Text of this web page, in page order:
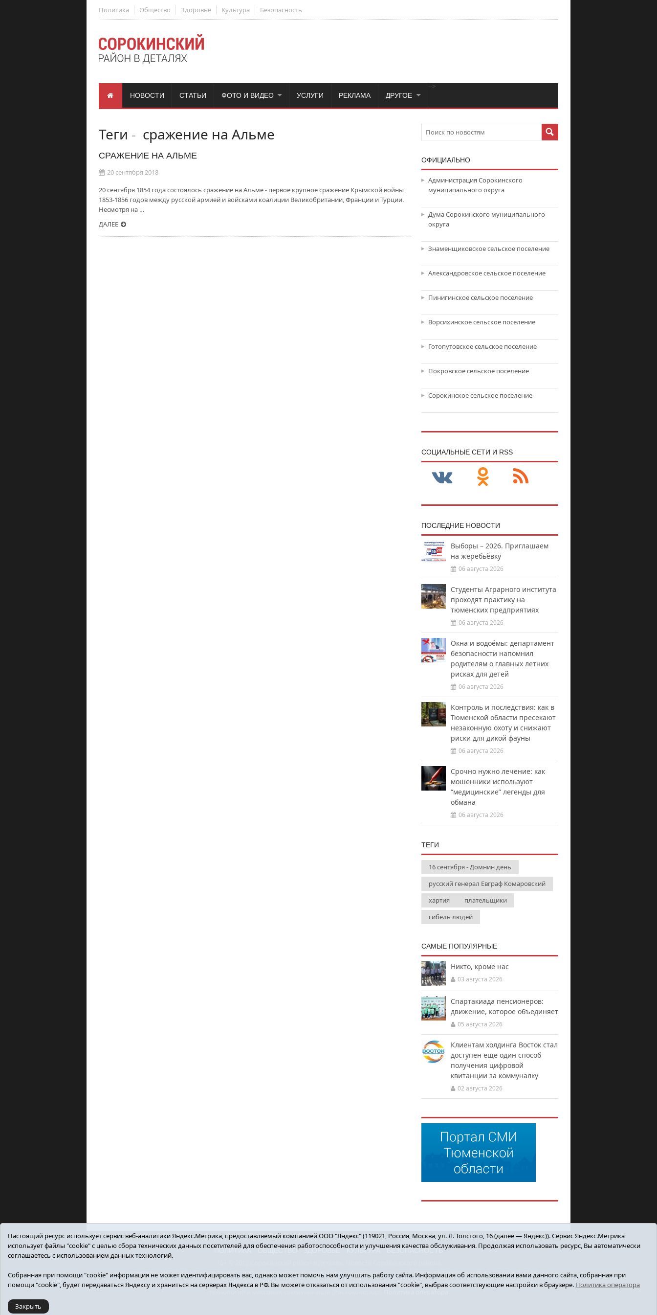
Политика Общество Здоровье Культура Безопасность
НОВОСТИ СТАТЬИ
-->
ФОТО И ВИДЕО УСЛУГИ РЕКЛАМА ДРУГОЕ
Теги - сражение на Альме
СРАЖЕНИЕ НА АЛЬМЕ
20 сентября 2018
20 сентября 1854 года состоялось сражение на Альме - первое крупное сражение Крымской войны
1853-1856 годов между русской армией и войсками коалиции Великобритании, Франции и Турции.
Несмотря на …
ДАЛЕЕ
ОФИЦИАЛЬНО
Администрация Сорокинского
муниципального округа
Дума Сорокинского муниципального
округа
Знаменщиковское сельское поселение
Александровское сельское поселение
Пинигинское сельское поселение
Ворсихинское сельское поселение
Готопутовское сельское поселение
Покровское сельское поселение
Сорокинское сельское поселение
CОЦИАЛЬНЫЕ СЕТИ И RSS
ПОСЛЕДНИЕ НОВОСТИ
Выборы – 2026. Приглашаем
на жеребьёвку
06 августа 2026
Студенты Аграрного института
проходят практику на
тюменских предприятиях
06 августа 2026
Окна и водоёмы: департамент
безопасности напомнил
родителям о главных летних
рисках для детей
06 августа 2026
Контроль и последствия: как в
Тюменской области пресекают
незаконную охоту и снижают
риски для дикой фауны
06 августа 2026
Срочно нужно лечение: как
мошенники используют
“медицинские” легенды для
обмана
06 августа 2026
ТЕГИ
16 сентября - Домнин день
русский генерал Евграф Комаровский
хартия
плательщики
гибель людей
САМЫЕ ПОПУЛЯРНЫЕ
Никто, кроме нас
03 августа 2026
Спартакиада пенсионеров:
движение, которое объединяет
05 августа 2026
Клиентам холдинга Восток стал
доступен еще один способ
получения цифровой
квитанции за коммуналку
02 августа 2026
ПОЛИТИКА ОБЩЕСТВО ЗДОРОВЬЕ КУЛЬТУРА БЕЗОПАСНОСТЬ
Учредитель: АНО "ИИЦ "Знамя труда", главный редактор - Королюк Елена Анатольевна, e-mail: znamenka@inbox.ru, тел.: 8(34550)2-27-30
Регистрационный номер СМИ Эл №ФС77-69142 от 24 марта 2017 г., выданное Федеральной службой по надзору в сфере связи, информационных
Настоящий ресурс использует сервис веб-аналитики Яндекс.Метрика, предоставляемый компанией ООО "Яндекс" (119021, Россия, Москва, ул. Л. Толстого, 16 (далее — Яндекс)). Сервис Яндекс.Метрика
использует файлы "cookie" с целью сбора технических данных посетителей для обеспечения работоспособности и улучшения качества обслуживания. Продолжая использовать ресурс, Вы автоматически
соглашаетесь с использованием данных технологий.
Собранная при помощи "cookie" информация не может идентифицировать вас, однако может помочь нам улучшить работу сайта. Информация об использовании вами данного сайта, собранная при
помощи "cookie", будет передаваться Яндексу и храниться на серверах Яндекса в РФ. Вы можете отказаться от использования "cookie", выбрав соответствующие настройки в браузере. Политика оператора
Закрыть